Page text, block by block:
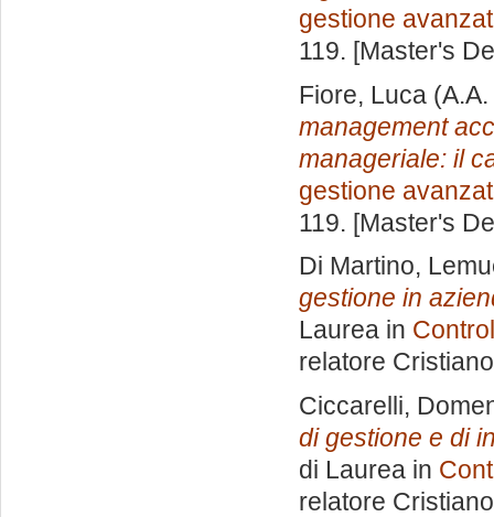
gestione
119. [Master's
Fiore, Luca
management
manageriale: il
gestione
119. [Master's
Di Martino,
gestione in
Laurea in
relatore
Ciccarelli,
di gestione e di
di Laurea in
relatore